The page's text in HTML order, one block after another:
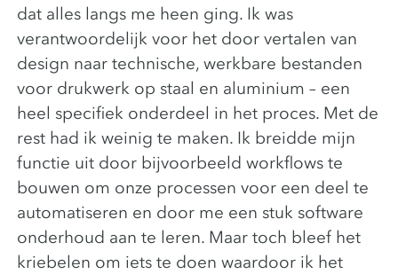
dat alles langs me heen ging. Ik was
verantwoordelijk voor het door vertalen van
design naar technische, werkbare bestanden
voor drukwerk op staal en aluminium – een
heel specifiek onderdeel in het proces. Met de
rest had ik weinig te maken. Ik breidde mijn
functie uit door bijvoorbeeld workflows te
bouwen om onze processen voor een deel te
automatiseren en door me een stuk software
onderhoud aan te leren. Maar toch bleef het
kriebelen om iets te doen waardoor ik het